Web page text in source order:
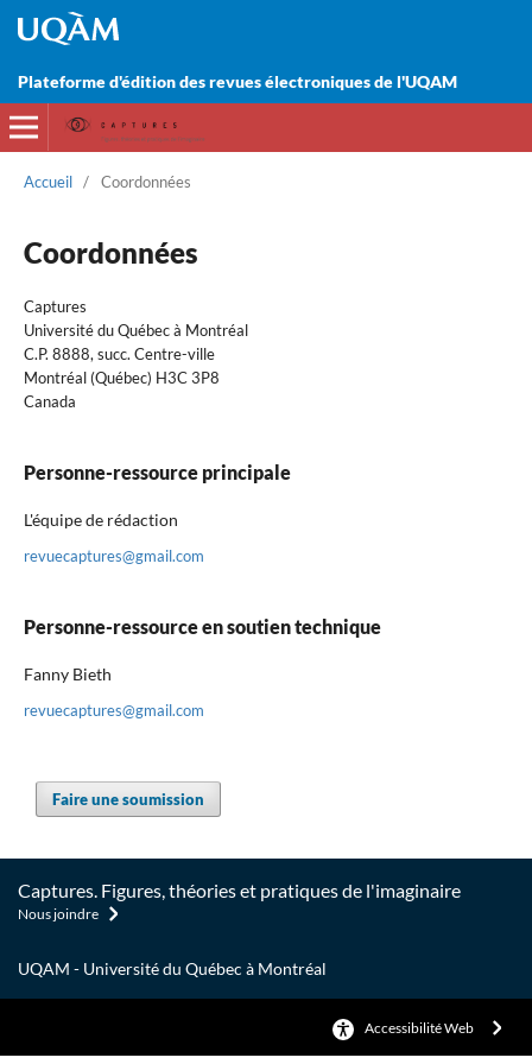
Plateforme d'édition des revues électroniques de l'UQAM
Accueil / Coordonnées
Coordonnées
Captures
Université du Québec à Montréal
C.P. 8888, succ. Centre-ville
Montréal (Québec) H3C 3P8
Canada
Personne-ressource principale
L'équipe de rédaction
revuecaptures@gmail.com
Personne-ressource en soutien technique
Fanny Bieth
revuecaptures@gmail.com
Faire une soumission
Captures. Figures, théories et pratiques de l'imaginaire
Nous joindre
UQAM - Université du Québec à Montréal
Accessibilité Web